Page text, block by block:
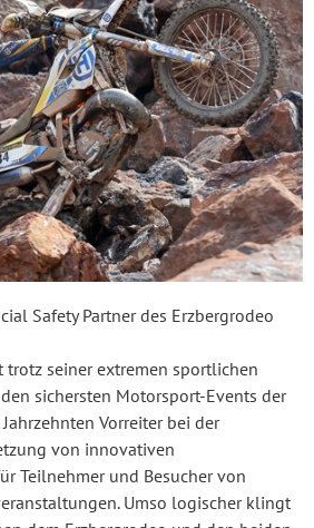
Safety Partner des Erzbergrodeo
trotz seiner extremen sportlichen
sichersten Motorsport-Events der
Vorreiter bei der
von innovativen
Teilnehmer und Besucher von
Umso logischer klingt